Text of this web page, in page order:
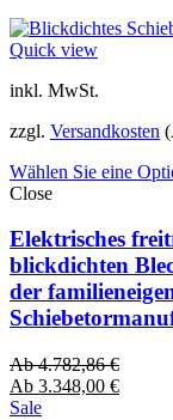
Quick view
inkl. MwSt.
zzgl. Versandkosten
Wählen Sie eine
Close
Elektrisches
blickdichten
der
Ab4.782,86€
Ab 3.348,00 €
Sale